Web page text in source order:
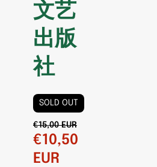
文艺
出版
社
SOLD OUT
€15,00 EUR
€10,50
EUR